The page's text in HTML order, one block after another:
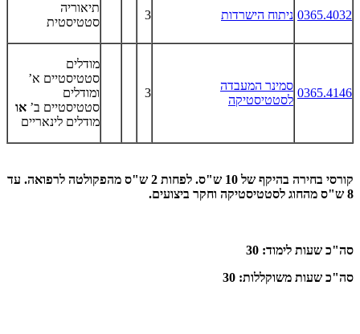
0365.4032 ניתוח הישרדות 3
תיאוריה
סטטיסטית
0365.4146
סמינר המעבדה
לסטטיסטיקה
3
מודלים
סטטיסטיים א’
ומודלים
סטטיסטיים ב’ או
מודלים לינאריים
קורסי בחירה בהיקף של 10 ש"ס. לפחות 2 ש"ס מהפקולטה לרפואה. עד
8 ש"ס מהחוג לסטטיסטיקה וחקר ביצועים.
סה"כ שעות לימוד: 30
סה"כ שעות משוקללות: 30